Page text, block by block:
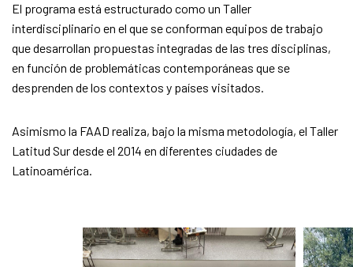
El programa está estructurado como un Taller
interdisciplinario en el que se conforman equipos de trabajo
que desarrollan propuestas integradas de las tres disciplinas,
en función de problemáticas contemporáneas que se
desprenden de los contextos y países visitados.
Asimismo la FAAD realiza, bajo la misma metodología, el Taller
Latitud Sur desde el 2014 en diferentes ciudades de
Latinoamérica.